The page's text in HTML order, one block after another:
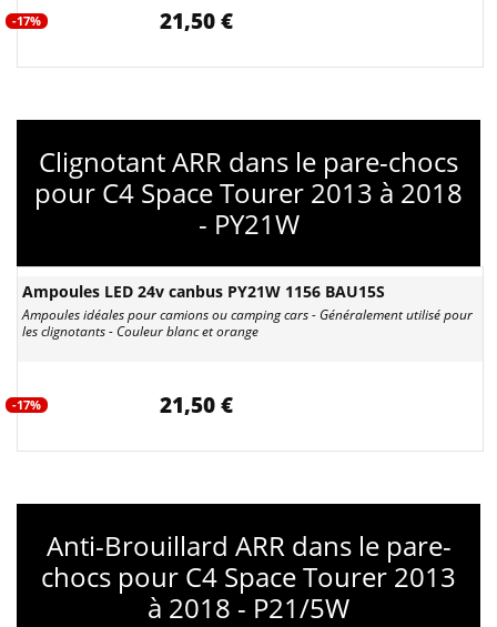
-17% 21,50 €
Clignotant ARR dans le pare-chocs
pour C4 Space Tourer 2013 à 2018
- PY21W
Ampoules LED 24v canbus PY21W 1156 BAU15S
Ampoules idéales pour camions ou camping cars - Généralement utilisé pour
les clignotants - Couleur blanc et orange
-17% 21,50 €
Anti-Brouillard ARR dans le pare-
chocs pour C4 Space Tourer 2013
à 2018 - P21/5W